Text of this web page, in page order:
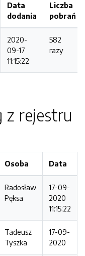
Data
dodania
Liczba
pobrań
2020-
09-17
11:15:22
582
razy
z rejestru
Osoba Data
Radosław
Pęksa
17-09-
2020
11:15:22
Tadeusz
Tyszka
17-09-
2020